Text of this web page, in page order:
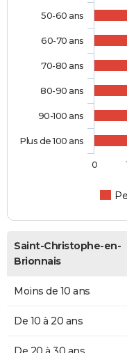
50-60 ans
60-70 ans
70-80 ans
80-90 ans
90-100 ans
Plus de 100 ans
0
Saint-Christophe-en-
Brionnais
Moins de 10 ans
De 10 à 20 ans